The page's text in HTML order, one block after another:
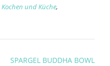
Kochen und Küche,
SPARGEL BUDDHA BOWL